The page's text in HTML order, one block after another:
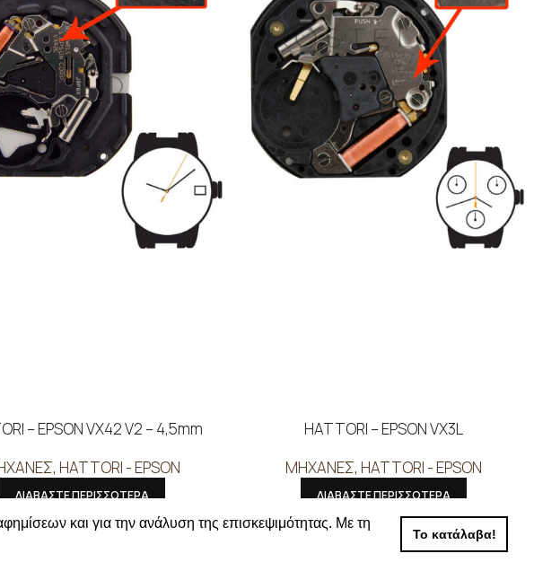
και για την ανάλυση της επισκεψιμότητας. Με τη
Το κατάλαβα!
– EPSON VX42 V2 – 4,5mm
, HATTORI - EPSON
ΔΙΑΒΑΣΤΕ ΠΕΡΙΣΣΟΤΕΡΑ
για να δείτε τις τιμές
HATTORI – EPSON VX3L
ΜΗΧΑΝΕΣ, HATTORI - EPSON
ΔΙΑΒΑΣΤΕ ΠΕΡΙΣΣΟΤΕΡΑ
Συνδεθείτε για να δείτε τις τιμές